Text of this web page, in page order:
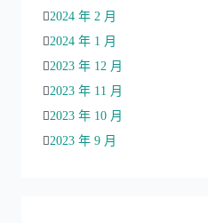
2024 年 2 月
2024 年 1 月
2023 年 12 月
2023 年 11 月
2023 年 10 月
2023 年 9 月